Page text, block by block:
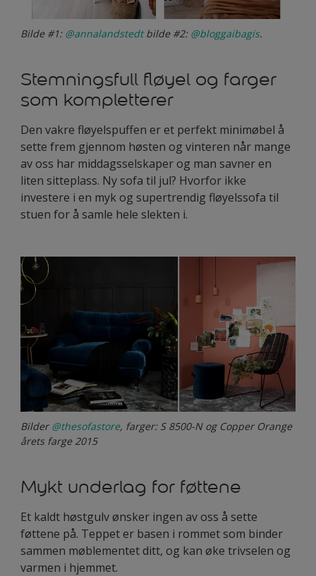
Bilde #1: @annalandstedtbilde #2: @bloggaibagis.
Stemningsfull fløyel og farger
som kompletterer
Den vakre fløyelspuffen er et perfekt minimøbel å
sette frem gjennom høsten og vinteren når mange
av oss har middagsselskaper og man savner en
liten sitteplass. Ny sofa til jul? Hvorfor ikke
investere i en myk og supertrendig fløyelssofa til
stuen for å samle hele slekten i.
Bilder @thesofastore, farger: S 8500-N og Copper Orange
årets farge 2015
Mykt underlag for føttene
Et kaldt høstgulv ønsker ingen av oss å sette
føttene på. Teppet er basen i rommet som binder
sammen møblementet ditt, og kan øke trivselen og
varmen i hjemmet.